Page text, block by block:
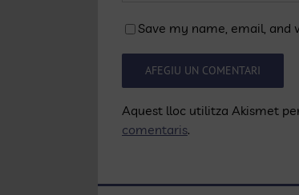
Save my name, email,
Aquest lloc utilitza Akismet
comentaris.